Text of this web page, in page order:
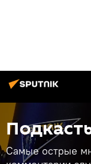
Самые острые